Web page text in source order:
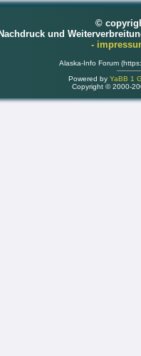
©
Nachdruck und
-
Alaska-Info Forum
Powered by YaBB 1
Copyright © 2000-